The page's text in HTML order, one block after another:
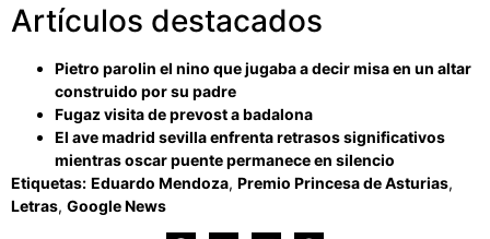
Artículos destacados
Pietro parolin el nino que jugaba a decir misa en un altar
construido por su padre
Fugaz visita de prevost a badalona
El ave madrid sevilla enfrenta retrasos significativos
mientras oscar puente permanece en silencio
Etiquetas: Eduardo Mendoza, Premio Princesa de Asturias,
Letras, Google News